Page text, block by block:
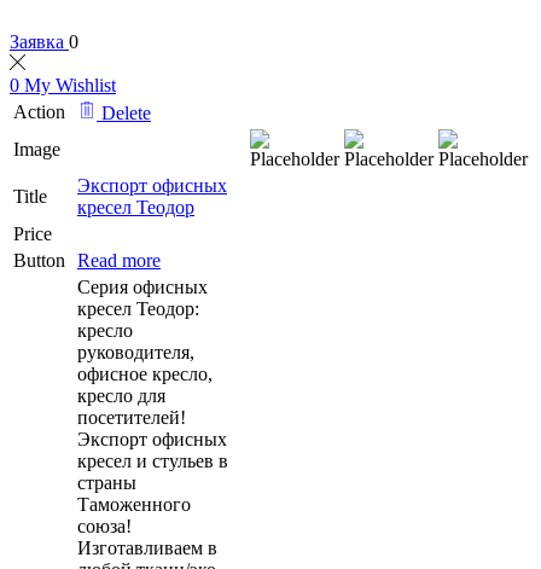
Заявка 0
0 My Wishlist
Action
Delete
Image
Title
Экспорт офисных
кресел Теодор
Price
Button
Read more
Серия офисных
кресел Теодор:
кресло
руководителя,
офисное кресло,
кресло для
посетителей!
Экспорт офисных
кресел и стульев в
страны
Таможенного
союза!
Изготавливаем в